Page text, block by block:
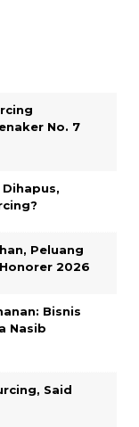
No. 7
Peluang
2026
Bisnis
Nasib
Said